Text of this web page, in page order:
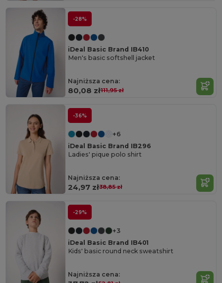
-28%
iDeal Basic Brand IB410
Men's basic softshell jacket
Najniższa cena:
80,08 zł111,95 zł
-36%
+6
iDeal Basic Brand IB296
Ladies' pique polo shirt
Najniższa cena:
24,97 zł38,85 zł
-29%
+3
iDeal Basic Brand IB401
Kids' basic round neck sweatshirt
Najniższa cena: